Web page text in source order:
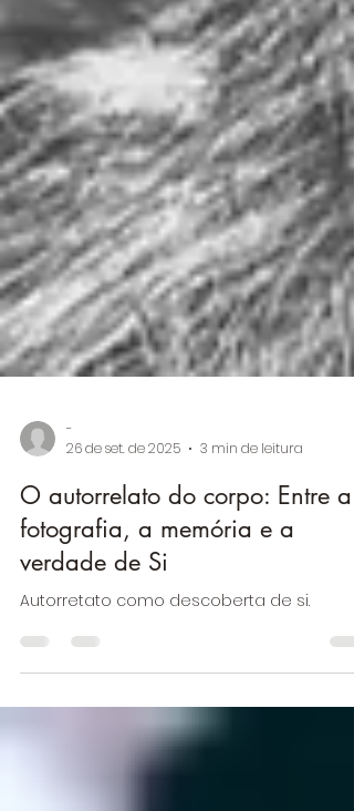
-
26 de set. de 2025
3 min de leitura
O autorrelato do corpo: Entre a
fotografia, a memória e a
verdade de Si
Autorretato como descoberta de si.